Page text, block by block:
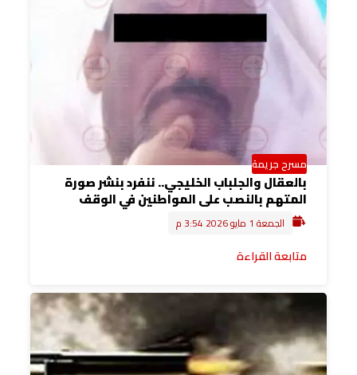
مسرح جريمة
بالعقال والجلباب الخليجي.. ننفرد بنشر صورة
المتهم بالنصب على المواطنين في الوقف
الجمعة 1 مايو 2026 3:54 م
متابعة القراءة